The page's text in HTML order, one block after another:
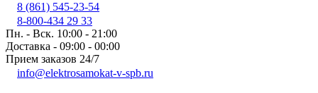
8 (861) 545-23-54
8-800-434 29 33
Пн. - Вск. 10:00 - 21:00
Доставка - 09:00 - 00:00
Прием заказов 24/7
info@elektrosamokat-v-spb.ru